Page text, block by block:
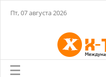
Пт, 07 августа 2026